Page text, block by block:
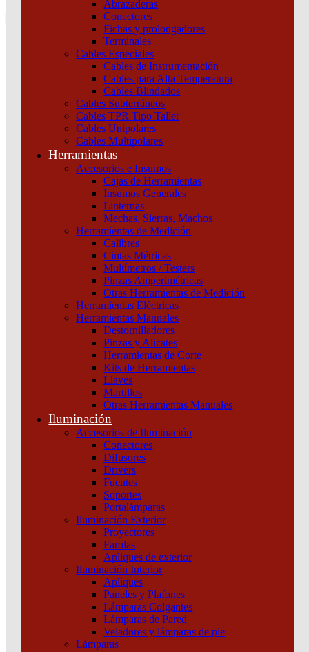
Abrazaderas
Conectores
Fichas y prolongadores
Terminales
Cables Especiales
Cables de Instrumentación
Cables para Alta Temperatura
Cables Blindados
Cables Subterráneos
Cables TPR Tipo Taller
Cables Unipolares
Cables Multipolares
Herramientas
Accesorios e Insumos
Cajas de Herramientas
Insumos Generales
Linternas
Mechas, Sierras, Machos
Herramientas de Medición
Calibres
Cintas Métricas
Multímetros / Testers
Pinzas Amperimétricas
Otras Herramientas de Medición
Herramientas Eléctricas
Herramientas Manuales
Destornilladores
Pinzas y Alicates
Herramientas de Corte
Kits de Herramientas
Llaves
Martillos
Otras Herramientas Manuales
Iluminación
Accesorios de Iluminación
Conectores
Difusores
Drivers
Fuentes
Soportes
Portalámparas
Iluminación Exterior
Proyectores
Farolas
Apliques de exterior
Iluminación Interior
Apliques
Paneles y Plafones
Lámparas Colgantes
Lámparas de Pared
Veladores y lámparas de pie
Lámparas
Maniobra y Protección/Dispositivos de
Termomagnéticas y diferenciales
TERMOMAGNETICO C60H-DC 1X40A CURVAC Schneider
INT. TERMOMAGNETICO C60H-DC 1X40A
CURVAC Schneider
Termomagnéticas y diferencialesSKU:A9N61517
INT. TERMOMAGNETICO C60H-DC 1X40A CURVAC
Productos relacionados